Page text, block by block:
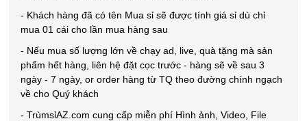
- Khách hàng đã có tên Mua sỉ sẽ được tính giá sỉ dù chỉ
mua 01 cái cho lần mua hàng sau
- Nếu mua số lượng lớn về chạy ad, live, quà tặng mà sản
phẩm hết hàng, liên hệ đặt cọc trước - hàng sẽ về sau 3
ngày - 7 ngày, or order hàng từ TQ theo đường chính ngạch
về cho Quý khách
- TrùmsỉAZ.com cung cấp miễn phí Hình ảnh, Video, File